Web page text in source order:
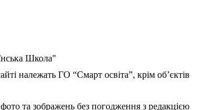
Школа"
належать ГО “Смарт освіта”, крім об’єктів
та зображень без погодження з редакцією